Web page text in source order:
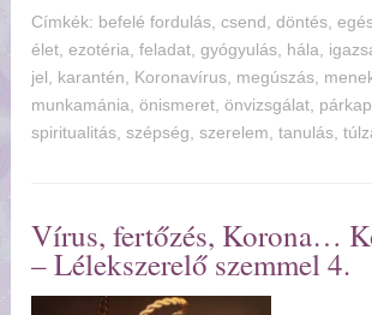
Címkék: befelé fordulás,csend,döntés,
élet,ezotéria,feladat,gyógyulás, hála,
jel, karantén, Koronavírus, megúszás,
munkamánia,önismeret,önvizsgálat,
spiritualitás,szépség,szerelem,tanulás,
Vírus, fertőzés, Korona…
– Lélekszerelő szemmel 4.